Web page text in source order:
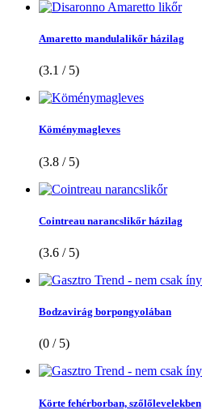
Amaretto mandulalikőr házilag
(3.1 / 5)
Köménymagleves
(3.8 / 5)
Cointreau narancslikőr házilag
(3.6 / 5)
Bodzavirág borpongyolában
(0 / 5)
Körte fehérborban, szőlőlevelekben